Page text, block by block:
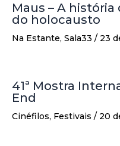
Maus – A
do holocausto
Na Estante, Sala33 / 23
41ª Mostra
End
Cinéfilos, Festivais / 20